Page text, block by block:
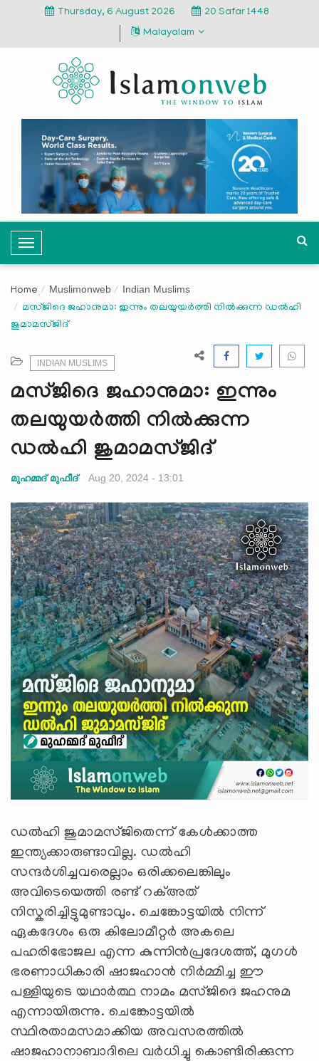
Thursday, 6 August 2026
20 Safar 1448
Malayalam
T
o
g
l
e
v
i
g
t
o
n
Home Muslimonweb Indian Muslims
മസ്ജിദെ ജഹാനുമാ: ഇന്നും തലയുയര്‍ത്തി നില്‍ക്കുന്ന ഡല്‍ഹി
ജുമാമസ്ജിദ്
INDIAN MUSLIMS
മസ്ജിദെ ജഹാനുമാ: ഇന്നും
തലയുയര്‍ത്തി നില്‍ക്കുന്ന
ഡല്‍ഹി ജുമാമസ്ജിദ്
മുഹമ്മദ് മുഫീദ് Aug 20, 2024 - 13:01
ഡല്‍ഹി ജുമാമസ്ജിതെന്ന് കേള്‍ക്കാത്ത
ഇന്ത്യക്കാരുണ്ടാവില്ല. ഡല്‍ഹി
സന്ദര്‍ശിച്ചവരെല്ലാം ഒരിക്കലെങ്കിലും
അവിടെയെത്തി രണ്ട് റക്അത്
നിസ്കരിച്ചിട്ടുമുണ്ടാവും. ചെങ്കോട്ടയിൽ നിന്ന്
ഏകദേശം ഒരു കിലോമീറ്റർ അകലെ
പഹരിഭോജല എന്ന കുന്നിൻപ്രദേശത്ത്, മുഗൾ
ഭരണാധികാരി ഷാജഹാൻ നിര്‍മ്മിച്ച ഈ
പള്ളിയുടെ യഥാര്‍ത്ഥ നാമം മസ്ജിദെ ജഹനുമ
എന്നായിരുന്നു. ചെങ്കോട്ടയിൽ
സ്ഥിരതാമസമാക്കിയ അവസരത്തിൽ
ഷാജഹാനാബാദിലെ വർധിച്ചു കൊണ്ടിരിക്കുന്ന